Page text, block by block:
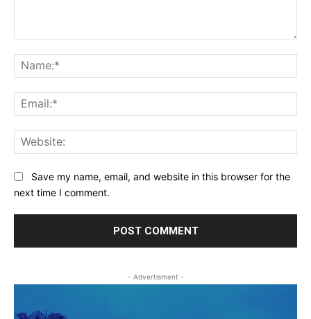
Save my name, email, and website in this browser for the
next time I comment.
- Advertisment -